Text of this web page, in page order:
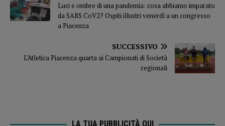
Luci e ombre di una pandemia: cosa abbiamo imparato
da SARS CoV2? Ospiti illustri venerdì a un congresso
a Piacenza
SUCCESSIVO
L’Atletica Piacenza quarta ai Campionati di Società
regionali
LA TUA PUBBLICITÀ QUI